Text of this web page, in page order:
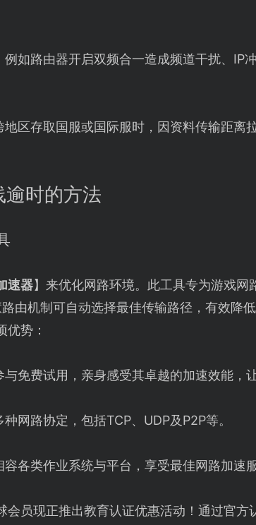
例如路由器开启双频合一造成频道干扰、IP
地区存取国服或国际服时，因资料传输距离
时的方法
速器】来优化网路环境。此工具专为游戏
由机制可自动选择最佳传输路径，有效降
优势：
与免费试用，亲身感受其卓越的加速效能，
种网路协定，包括TCP、UDP及P2P等。
容各类作业系统与平台，享受最佳网路加速服
会员现正推出教育认证优惠活动！通过官